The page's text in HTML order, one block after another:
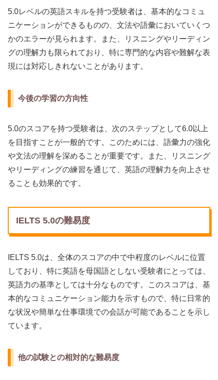
5.0レベルの英語スキルを持つ受験者は、基本的なコミュ
ニケーションができるものの、文法や語彙においていくつ
かのエラーが見られます。また、リスニングやリーディン
グの理解力も限られており、特に専門的な内容や難解な表
現には対応しきれないことがあります。
今後の学習の方向性
5.0のスコアを持つ受験者は、次のステップとして6.0以上
を目指すことが一般的です。このためには、語彙力の強化
や文法の理解を深めることが重要です。また、リスニング
やリーディングの練習を通じて、英語の理解力を向上させ
ることも効果的です。
IELTS 5.0の難易度
IELTS 5.0は、全体のスコアの中で中程度のレベルに位置
しており、特に英語を母国語としない受験者にとっては、
英語力の基準としては十分なものです。このスコアは、基
本的なコミュニケーション能力を示すもので、特に日常的
な状況や簡単な仕事環境での会話が可能であることを示し
ています。
他の試験との相対的な難易度